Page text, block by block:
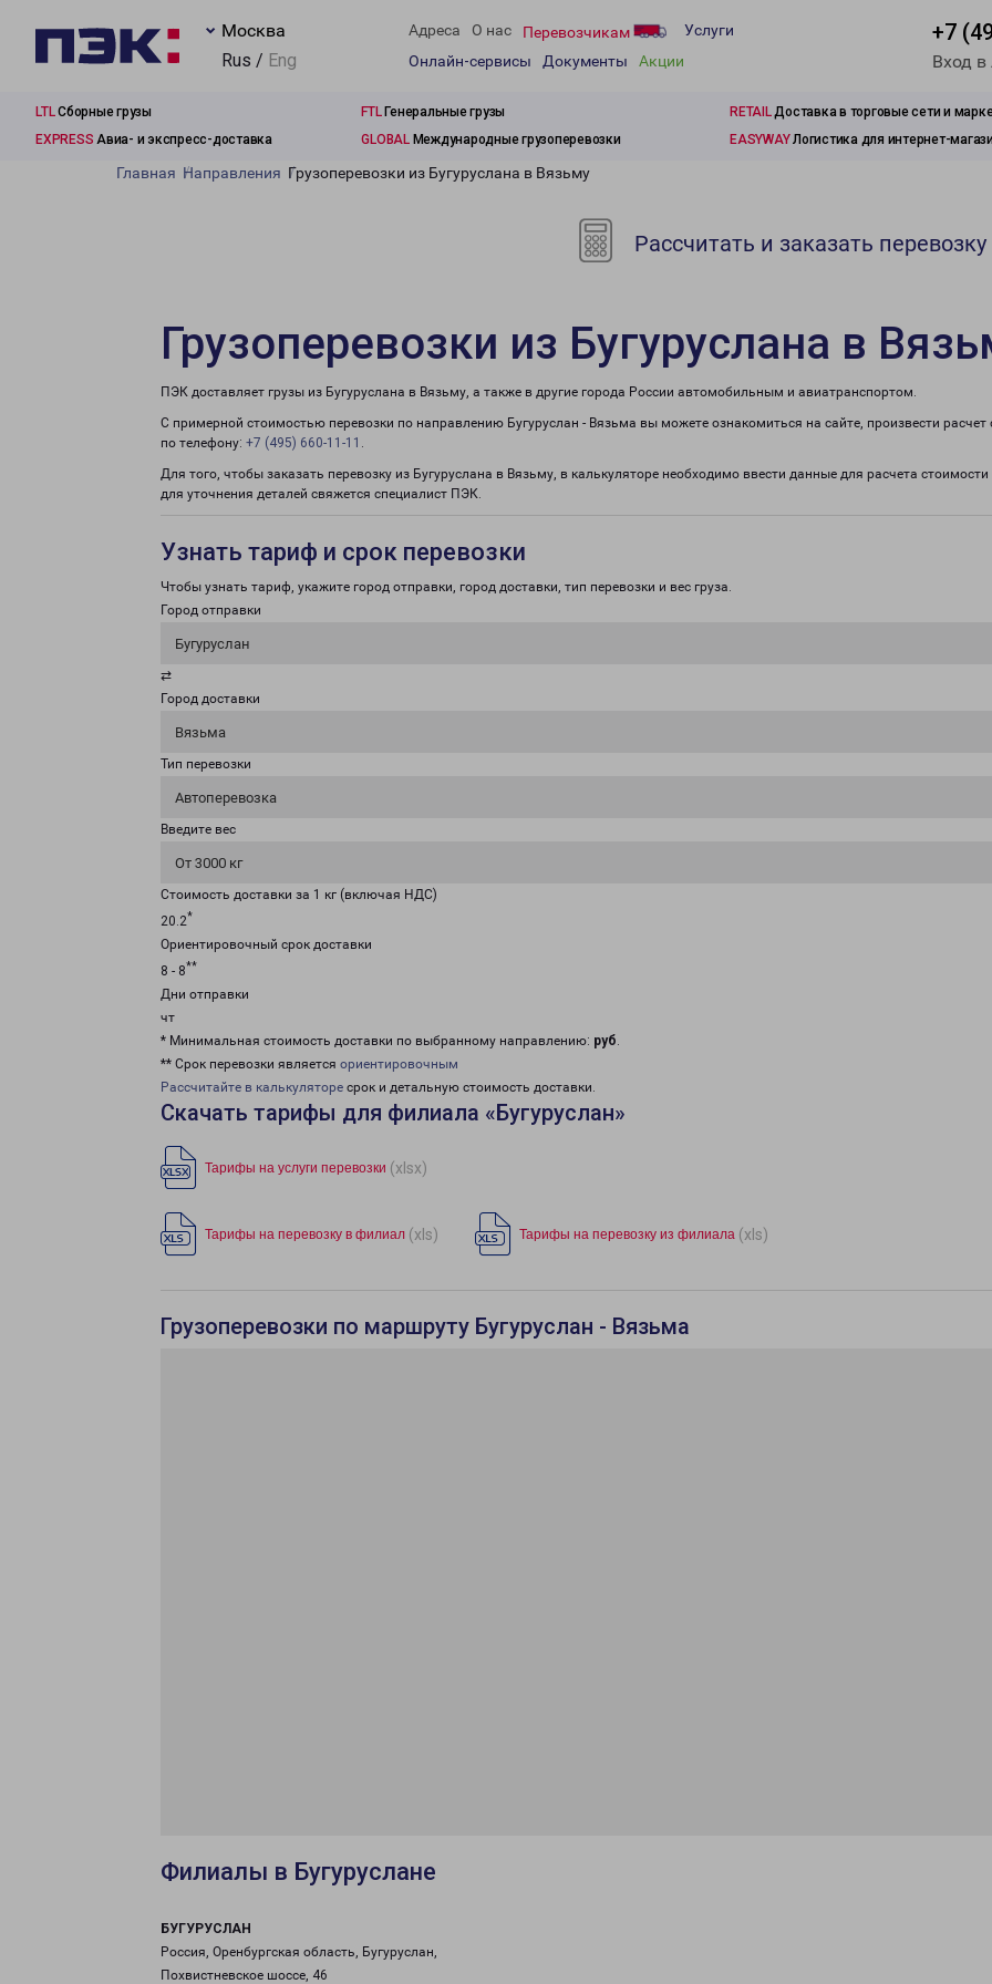
Москва
Rus / Eng
Адреса О нас Перевозчикам
Услуги
Онлайн-сервисы
Документы Акции
+7
Вход
LTLСборные грузы FTLГенеральные грузы RETAILДоставка в торговые сети и
EXPRESS Авиа- и экспресс-доставка GLOBALМеждународные грузоперевозки EASYWAYЛогистика для интернет-
Главная Направления Грузоперевозки из Бугуруслана в Вязьму
Рассчитать и заказать перевозку
Грузоперевозки из Бугуруслана в
ПЭК доставляет грузы из Бугуруслана в Вязьму, а также в другие города России автомобильным и авиатранспортом.
С примерной стоимостью перевозки по направлению Бугуруслан - Вязьма вы можете ознакомиться на сайте, произвести
по телефону: +7 (495) 660-11-11 .
Для того, чтобы заказать перевозку из Бугуруслана в Вязьму, в калькуляторе необходимо ввести данные для расчета
для уточнения деталей свяжется специалист ПЭК.
Узнать тариф и срок перевозки
Чтобы узнать тариф, укажите город отправки, город доставки, тип перевозки и вес груза.
Город отправки
Бугуруслан
⇄
Город доставки
Вязьма
Тип перевозки
Автоперевозка
Введите вес
От 3000 кг
Стоимость доставки за 1 кг (включая НДС)
20.2*
Ориентировочный срок доставки
8 - 8**
Дни отправки
чт
* Минимальная стоимость доставки по выбранному направлению: руб.
** Срок перевозки является ориентировочным
Рассчитайте в калькуляторе срок и детальную стоимость доставки.
Скачать тарифы для филиала «Бугуруслан»
Тарифы на услуги перевозки (xlsx)
Тарифы на перевозку в филиал (xls) Тарифы на перевозку из филиала (xls)
Грузоперевозки по маршруту Бугуруслан - Вязьма
Филиалы в Бугуруслане
БУГУРУСЛАН
Россия, Оренбургская область, Бугуруслан,
Похвистневское шоссе, 46